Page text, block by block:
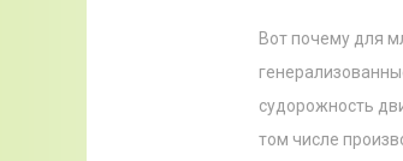
Вот почему для
судорожность
том числе